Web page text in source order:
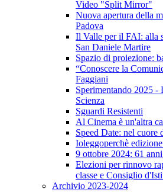
Video "Split Mirror"
Nuova apertura della
Padova
Il Valle per il FAI: alla
San Daniele Martire
Spazio di proiezione:
“Conoscere la
Faggiani
Sperimentando 2025 -
Scienza
Sguardi Resistenti
Al Cinema è un'altra
Speed Date: nel cuore
Ioleggoperchè
9 ottobre 2024: 61
Elezioni per rinnovo
classe e Consiglio
Archivio 2023-2024